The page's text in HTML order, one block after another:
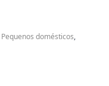
Pequenos domésticos,